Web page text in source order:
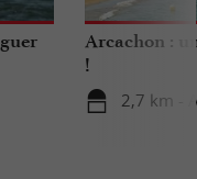
Arcachon :
!
2,7 km -